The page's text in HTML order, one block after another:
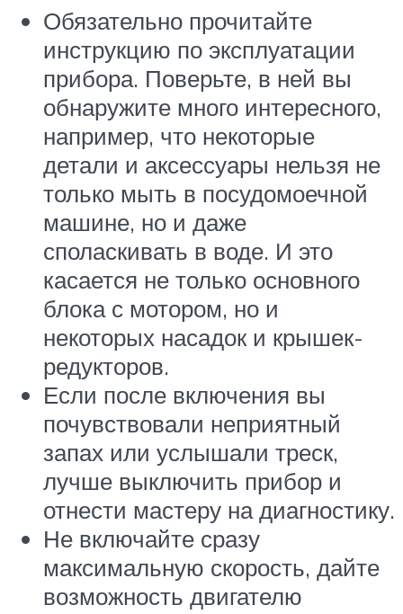
Обязательно прочитайте
инструкцию по эксплуатации
прибора. Поверьте, в ней вы
обнаружите много интересного,
например, что некоторые
детали и аксессуары нельзя не
только мыть в посудомоечной
машине, но и даже
споласкивать в воде. И это
касается не только основного
блока с мотором, но и
некоторых насадок и крышек-
редукторов.
Если после включения вы
почувствовали неприятный
запах или услышали треск,
лучше выключить прибор и
отнести мастеру на диагностику.
Не включайте сразу
максимальную скорость, дайте
возможность двигателю